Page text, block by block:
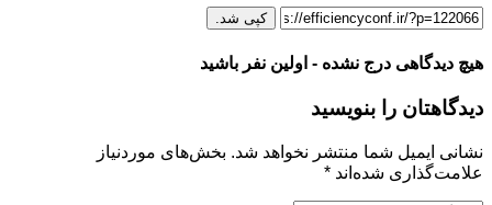
کپی شد.
هیچ دیدگاهی درج نشده - اولین نفر باشید
دیدگاهتان را بنویسید
نشانی ایمیل شما منتشر نخواهد شد. بخش‌های موردنیاز
علامت‌گذاری شده‌اند *